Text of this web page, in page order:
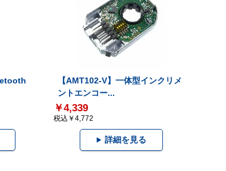
【AMT102-V】一体型インクリメ
ントエンコー...
￥4,339
税込￥4,772
詳細を見る